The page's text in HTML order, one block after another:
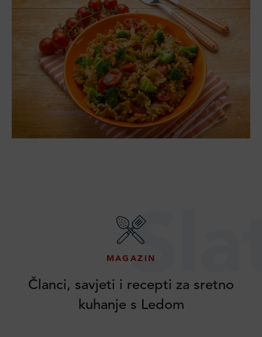
MAGAZIN
Članci, savjeti i recepti za sretno
kuhanje s Ledom